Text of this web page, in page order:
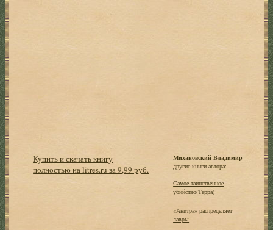
Купить и скачать книгу
полностью на litres.ru за 9,99 руб.
Михановский Владимир
другие книги автора:
Самое таинственное
убийство(Терра)
«Анитра» распределяет
лавры